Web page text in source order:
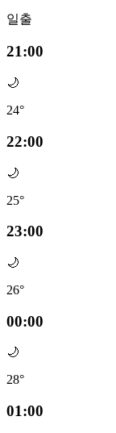
일출
21:00
🌙
24°
22:00
🌙
25°
23:00
🌙
26°
00:00
🌙
28°
01:00